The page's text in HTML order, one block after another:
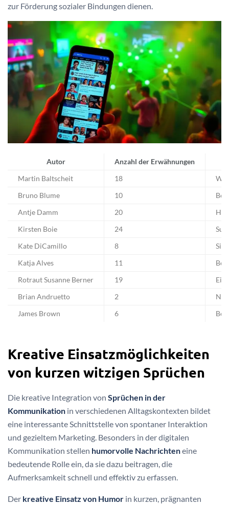
zur Förderung sozialer Bindungen dienen.
Autor Anzahl der Erwähnungen
Martin Baltscheit 18
Bruno Blume 10
Antje Damm 20
Kirsten Boie 24
Kate DiCamillo 8
Katja Alves 11
Rotraut Susanne Berner 19
Brian Andruetto 2
James Brown 6
Kreative Einsatzmöglichkeiten
von kurzen witzigen Sprüchen
Die kreative Integration von Sprüchen in der
Kommunikation in verschiedenen Alltagskontexten bildet
eine interessante Schnittstelle von spontaner Interaktion
und gezieltem Marketing. Besonders in der digitalen
Kommunikation stellen humorvolle Nachrichteneine
bedeutende Rolle ein, da sie dazu beitragen, die
Aufmerksamkeit schnell und effektiv zu erfassen.
Der kreative Einsatz von Humor in kurzen, prägnanten